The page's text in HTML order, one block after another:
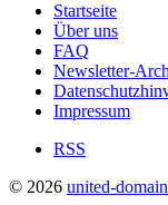
Startseite
Über uns
FAQ
Newsletter-
Impressum
RSS
© 2026 united-